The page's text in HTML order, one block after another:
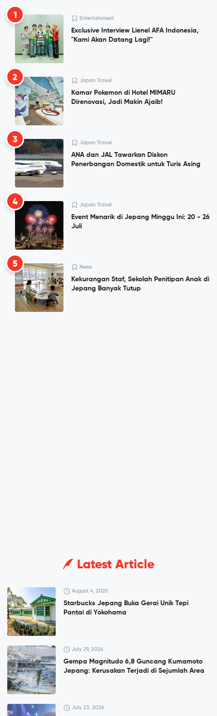
1 Entertainment
Exclusive Interview Lienel AFA Indonesia,
"Kami Akan Datang Lagi!"
2 Japan Travel
Kamar Pokemon di Hotel MIMARU
Direnovasi, Jadi Makin Ajaib!
3 Japan Travel
ANA dan JAL Tawarkan Diskon
Penerbangan Domestik untuk Turis Asing
4 Japan Travel
Event Menarik di Jepang Minggu Ini: 20 - 26
Juli
5 News
Kekurangan Staf, Sekolah Penitipan Anak di
Jepang Banyak Tutup
Latest Article
August 4, 2026
Starbucks Jepang Buka Gerai Unik Tepi
Pantai di Yokohama
July 29, 2026
Gempa Magnitudo 6,8 Guncang Kumamoto
Jepang: Kerusakan Terjadi di Sejumlah Area
July 23, 2026